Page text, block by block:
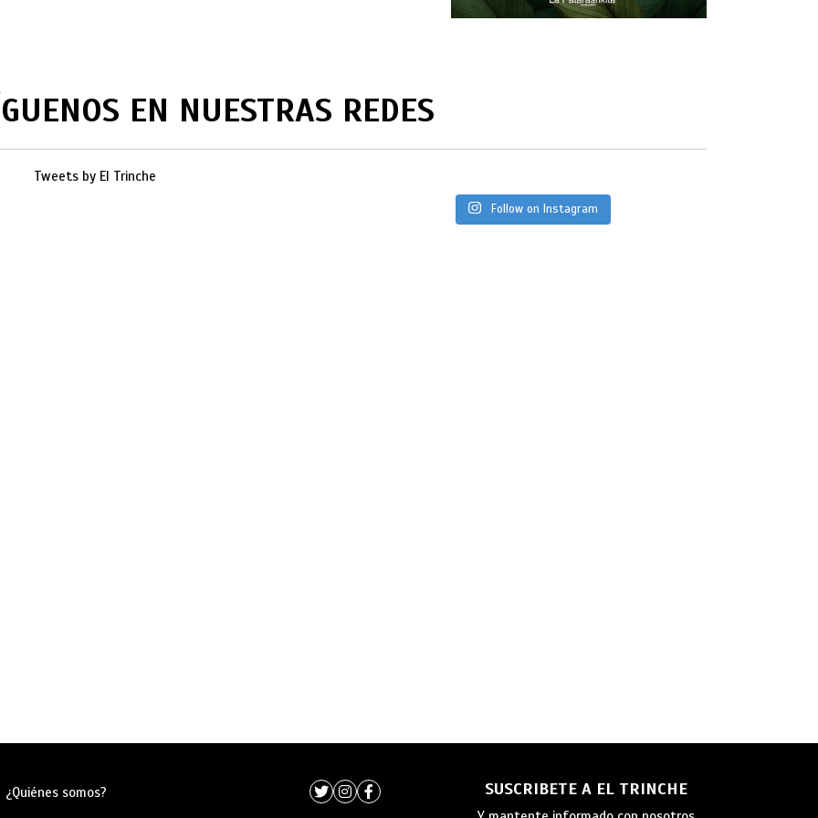
EN NUESTRAS REDES
Tweets by El Trinche
Follow on Instagram
¿Quiénes somos? SUSCRIBETE A EL TRINCHE